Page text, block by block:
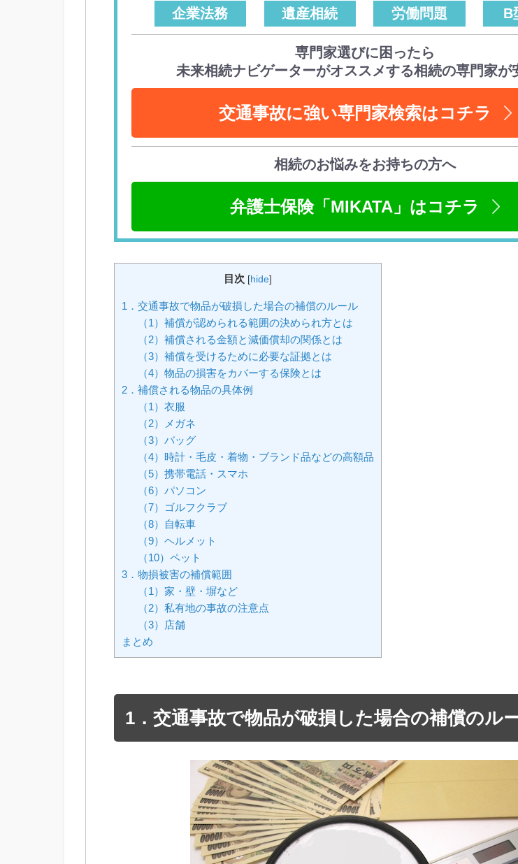
企業法務 遺産相続 労働問題 B
専門家選びに困ったら
未来相続ナビゲーターがオススメする相続の専門家が
交通事故に強い専門家検索はコチラ
相続のお悩みをお持ちの方へ
弁護士保険「MIKATA」はコチラ
目次 [hide]
1．交通事故で物品が破損した場合の補償のルール
（1）補償が認められる範囲の決められ方とは
（2）補償される金額と減価償却の関係とは
（3）補償を受けるために必要な証拠とは
（4）物品の損害をカバーする保険とは
2．補償される物品の具体例
（1）衣服
（2）メガネ
（3）バッグ
（4）時計・毛皮・着物・ブランド品などの高額品
（5）携帯電話・スマホ
（6）パソコン
（7）ゴルフクラブ
（8）自転車
（9）ヘルメット
（10）ペット
3．物損被害の補償範囲
（1）家・壁・塀など
（2）私有地の事故の注意点
（3）店舗
まとめ
1．交通事故で物品が破損した場合の補償のル